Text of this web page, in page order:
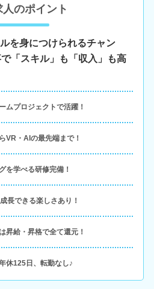
人のポイント
を身につけられるチャン
「スキル」も「収入」も高
ムプロジェクトで活躍！
VR・AIの最先端まで！
を学べる研修完備！
長できる楽しさあり！
昇給・昇格で全て還元！
休125日、転勤なし♪